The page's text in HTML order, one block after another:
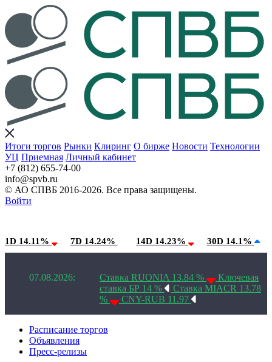
Итоги торгов Рынки Клиринг О бирже Новости Технологии
УЦ Приемная Личный кабинет
+7 (812) 655-74-00
info@spvb.ru
© АО СПВБ 2016-2026. Все права защищены.
Войти
1D 14.11% 7D 14.24% 14D 14.23% 30D 14.1%
07.08.2026: Ставка RUONIA 13.84 %
Ключевая
ставка БР 14 %
Ставка MIACR 13.78
%
CNY-RUB 11.97
Расписание торгов
Объявления
Пресс-релизы